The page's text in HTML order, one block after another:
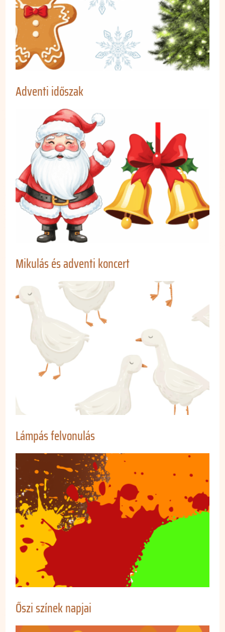
Adventi időszak
Mikulás és adventi koncert
Lámpás felvonulás
Őszi színek napjai